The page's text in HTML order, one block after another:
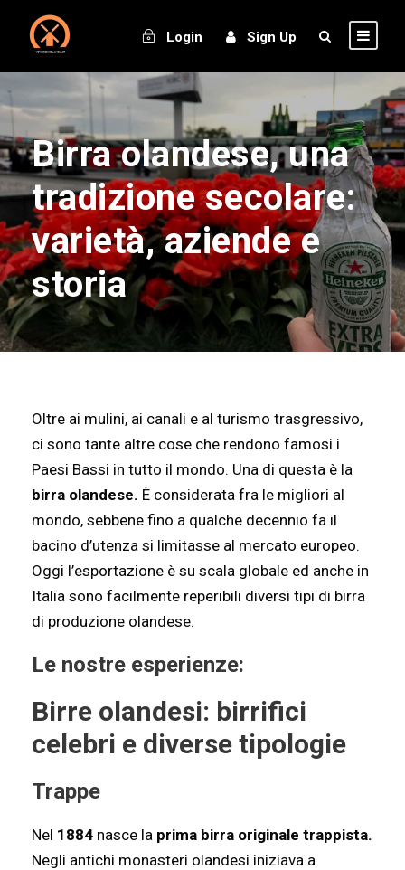
Login Sign Up
Birra olandese, una
tradizione secolare:
varietà, aziende e
storia
Oltre ai mulini, ai canali e al turismo trasgressivo,
ci sono tante altre cose che rendono famosi i
Paesi Bassi in tutto il mondo. Una di questa è la
birra olandese. È considerata fra le migliori al
mondo, sebbene fino a qualche decennio fa il
bacino d’utenza si limitasse al mercato europeo.
Oggi l’esportazione è su scala globale ed anche in
Italia sono facilmente reperibili diversi tipi di birra
di produzione olandese.
Le nostre esperienze:
Birre olandesi: birrifici
celebri e diverse tipologie
Trappe
Nel 1884 nasce la prima birra originale trappista.
Negli antichi monasteri olandesi iniziava a